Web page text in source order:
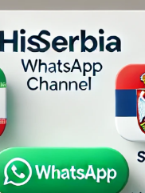
شولتس،
معدنی انگلیسی-
صربستان،
مشارکت پایبند
است که بروکسل به منظور
خودروهای